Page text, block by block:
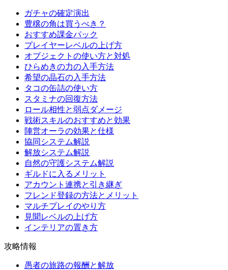
ガチャの確定演出
豊穣の角は買うべき？
おすすめ課金パック
プレイヤーレベルの上げ方
オブジェクトの使い方と対処
ひらめきの力の入手方法
希望の晶石の入手方法
タコの缶詰の使い方
スタミナの回復方法
ロール相性と弱点ダメージ
戦術スキルのおすすめと効果
陣営オーラの効果と仕様
協同システム解説
解放システム解説
自然の守護システム解説
ギルドに入るメリット
アカウント連携と引き継ぎ
フレンド登録の方法とメリット
マルチプレイのやり方
見聞レベルの上げ方
インテリアの置き方
攻略情報
愚者の旅路の報酬と解放